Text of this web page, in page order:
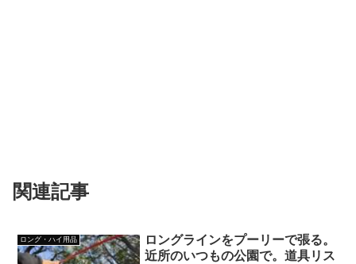
関連記事
ロング・ハイ用品
ロングラインをプーリーで張る。
近所のいつもの公園で。道具リス